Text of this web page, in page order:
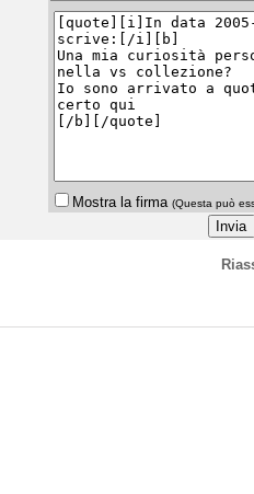
Mostra la firma (Questa può